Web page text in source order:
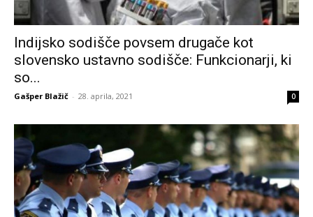
Indijsko sodišče povsem drugače kot
slovensko ustavno sodišče: Funkcionarji, ki
so...
Gašper Blažič - 28. aprila, 2021 0